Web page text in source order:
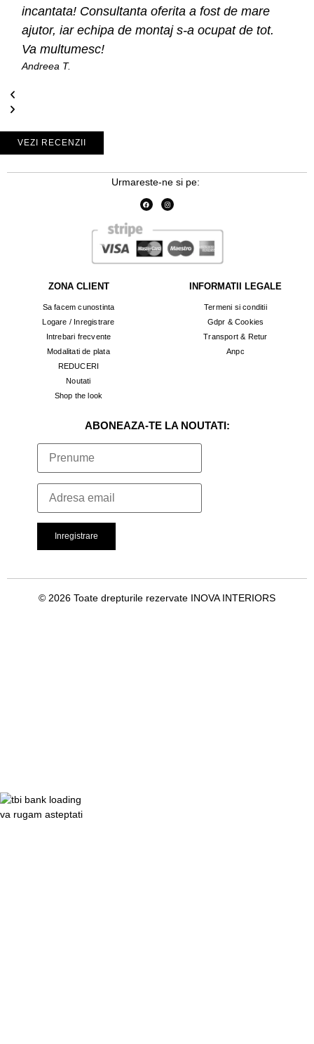
incantata! Consultanta oferita a fost de mare
ajutor, iar echipa de montaj s-a ocupat de tot.
Va multumesc!
Andreea T.
VEZI RECENZII
Urmareste-ne si pe:
ZONA CLIENT
Sa facem cunostinta
Logare / Inregistrare
Intrebari frecvente
Modalitati de plata
REDUCERI
Noutati
Shop the look
INFORMATII LEGALE
Termeni si conditii
Gdpr & Cookies
Transport & Retur
Anpc
ABONEAZA-TE LA NOUTATI:
© 2026 Toate drepturile rezervate INOVA INTERIORS
va rugam asteptati